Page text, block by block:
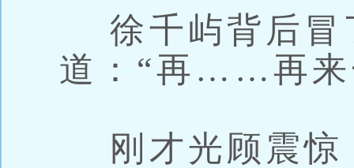
徐千屿背后冒
道：“再……再来
刚才光顾震惊